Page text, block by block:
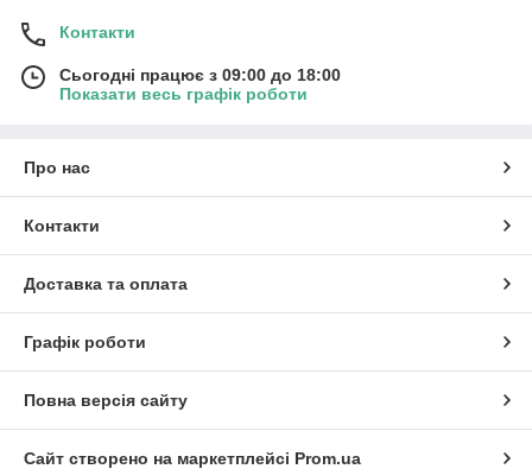
Контакти
Сьогодні працює з 09:00 до 18:00
Показати весь графік роботи
Про нас
Контакти
Доставка та оплата
Графік роботи
Повна версія сайту
Сайт створено на маркетплейсі Prom.ua